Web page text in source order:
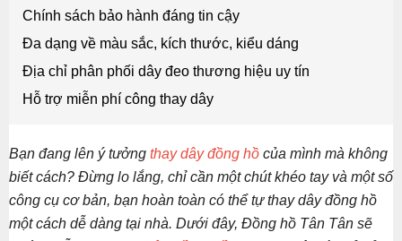
Chính sách bảo hành đáng tin cậy
Đa dạng về màu sắc, kích thước, kiểu dáng
Địa chỉ phân phối dây đeo thương hiệu uy tín
Hỗ trợ miễn phí công thay dây
Bạn đang lên ý tưởng thay dây đồng hồ của mình mà không
biết cách? Đừng lo lắng, chỉ cần một chút khéo tay và một số
công cụ cơ bản, bạn hoàn toàn có thể tự thay dây đồng hồ
một cách dễ dàng tại nhà. Dưới đây, Đồng hồ Tân Tân sẽ